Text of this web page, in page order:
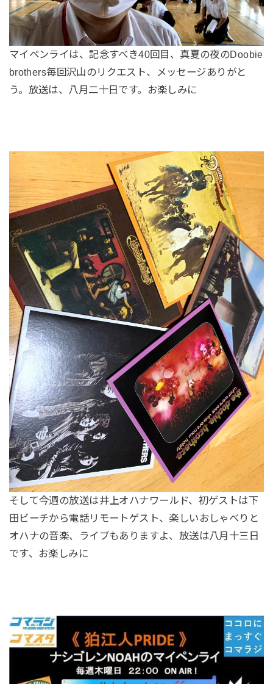
マイペンライは、記念すべき40回目、真夏の夜のDoobie
brothers毎回沢山のリクエスト、メッセージありがと
う。放送は、八月二十日です。お楽しみに
そして今週の放送は井上オハナワールド、初ゲストは下
田ビーチから電話リモートゲスト、楽しいおしゃべりと
オハナの音楽、ライブもありますよ、放送は八月十三日
です、お楽しみに